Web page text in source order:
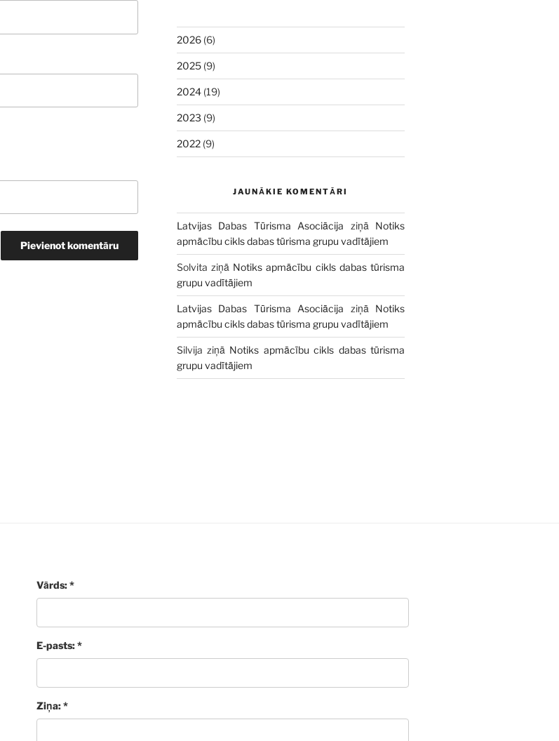
2026(6)
2025(9)
2024(19)
2023 (9)
2022(9)
JAUNĀKIE KOMENTĀRI
Latvijas Dabas Tūrisma Asociācija ziņā Notiks
apmācību cikls dabas tūrisma grupu vadītājiem
Solvita ziņā Notiks apmācību cikls dabas tūrisma
grupu vadītājiem
Latvijas Dabas Tūrisma Asociācija ziņā Notiks
apmācību cikls dabas tūrisma grupu vadītājiem
Silvija ziņā Notiks apmācību cikls dabas tūrisma
grupu vadītājiem
Vārds: *
E-pasts: *
Ziņa: *